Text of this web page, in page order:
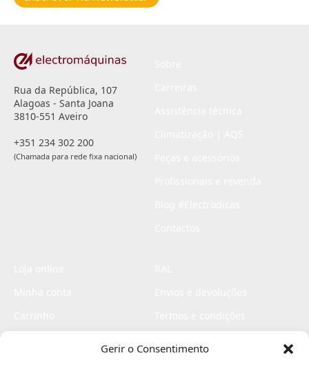
Gerir o Consentimento
Rua da República, 107
Alagoas - Santa Joana
3810-551 Aveiro
+351 234 302 200
(Chamada para rede fixa nacional)